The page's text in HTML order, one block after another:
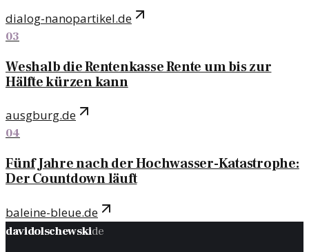
dialog-nanopartikel.de
03
Weshalb die Rentenkasse Rente um bis zur
Hälfte kürzen kann
ausgburg.de
04
Fünf Jahre nach der Hochwasser-Katastrophe:
Der Countdown läuft
baleine-bleue.de
davidolschewskide